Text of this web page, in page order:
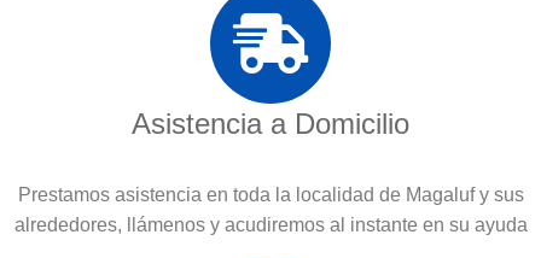
Asistencia a Domicilio
Prestamos asistencia en toda la localidad de Magaluf y sus
alrededores, llámenos y acudiremos al instante en su ayuda